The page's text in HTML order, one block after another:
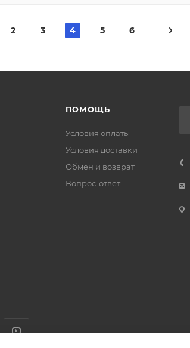
2 3 4 5 6
ПОМОЩЬ
Условия оплаты
Условия доставки
Обмен и возврат
Вопрос-ответ